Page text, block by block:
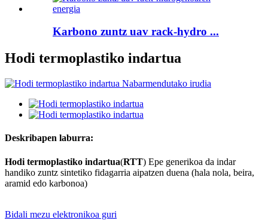
Karbono zuntz uav rack-hydro ...
Hodi termoplastiko indartua
Deskribapen laburra:
Hodi termoplastiko indartua(RTT) Epe generikoa da indar
handiko zuntz sintetiko fidagarria aipatzen duena (hala nola, beira,
aramid edo karbonoa)
Bidali mezu elektronikoa guri